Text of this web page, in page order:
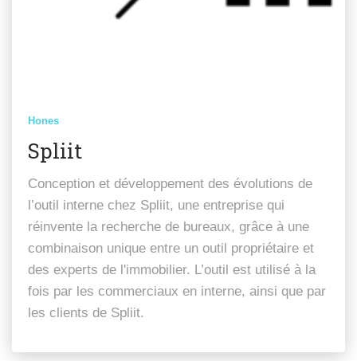
Hones
Spliit
Conception et développement des évolutions de
l’outil interne chez Spliit, une entreprise qui
réinvente la recherche de bureaux, grâce à une
combinaison unique entre un outil propriétaire et
des experts de l'immobilier. L’outil est utilisé à la
fois par les commerciaux en interne, ainsi que par
les clients de Spliit.